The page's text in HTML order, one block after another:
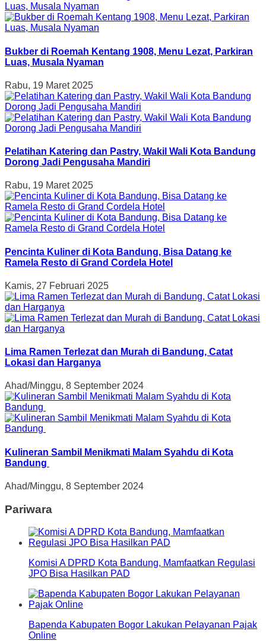
Bukber di Roemah Kentang 1908, Menu Lezat, Parkiran
Luas, Musala Nyaman
Rabu, 19 Maret 2025
Pelatihan Katering dan Pastry, Wakil Wali Kota Bandung
Dorong Jadi Pengusaha Mandiri
Rabu, 19 Maret 2025
Pencinta Kuliner di Kota Bandung, Bisa Datang ke
Ramela Resto di Grand Cordela Hotel
Kamis, 27 Februari 2025
Lima Ramen Terlezat dan Murah di Bandung, Catat
Lokasi dan Harganya
Ahad/Minggu, 8 September 2024
Kulineran Sambil Menikmati Malam Syahdu di Kota
Bandung
Ahad/Minggu, 8 September 2024
Pariwara
Komisi A DPRD Kota Bandung, Mamfaatkan Regulasi
JPO Bisa Hasilkan PAD
Bapenda Kabupaten Bogor Lakukan Pelayanan Pajak
Online